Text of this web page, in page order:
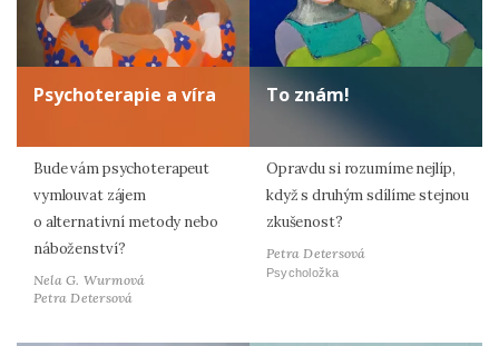
Psychoterapie a víra
Bude vám psychoterapeut
vymlouvat zájem
o alternativní metody nebo
náboženství?
Nela G. Wurmová
Petra Detersová
To znám!
Opravdu si rozumíme nejlíp,
když s druhým sdílíme stejnou
zkušenost?
Petra Detersová
Psycholožka